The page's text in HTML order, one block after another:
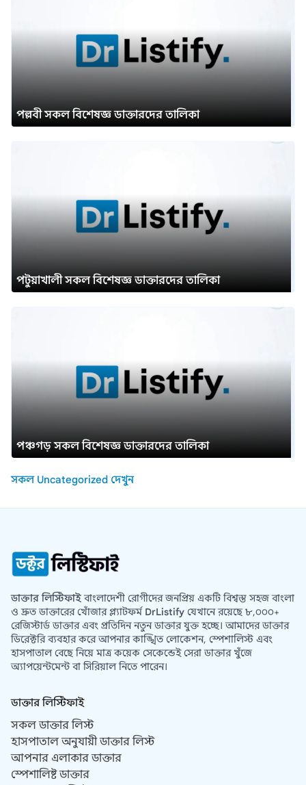
পল্লবী সকল বিশেষজ্ঞ ডাক্তারদের তালিকা
পটুয়াখালী সকল বিশেষজ্ঞ ডাক্তারদের তালিকা
পঞ্চগড় সকল বিশেষজ্ঞ ডাক্তারদের তালিকা
সকল Uncategorized দেখুন
ডাক্তার লিস্টিফাইবাংলাদেশী রোগীদের জনপ্রিয় একটি বিশ্বস্ত সহজ বাংলা
ও দ্রুত ডাক্তারের খোঁজার প্ল্যাটফর্ম DrListify যেখানে রয়েছে ৮,০০০+
রেজিস্টার্ড ডাক্তার এবং প্রতিদিন নতুন ডাক্তার যুক্ত হচ্ছে। আমাদের ডাক্তার
ডিরেক্টরি ব্যবহার করে আপনার কাঙ্খিত লোকেশন, স্পেশালিস্ট এবং
হাসপাতাল বেছে নিয়ে মাত্র কয়েক সেকেন্ডেই সেরা ডাক্তার খুঁজে
অ্যাপয়েন্টমেন্ট বা সিরিয়াল নিতে পারেন।
ডাক্তার লিস্টিফাই
সকল ডাক্তার লিস্ট
হাসপাতাল অনুযায়ী ডাক্তার লিস্ট
আপনার এলাকার ডাক্তার
স্পেশালিষ্ট ডাক্তার